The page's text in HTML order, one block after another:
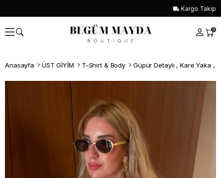
Kargo Takip
0
Anasayfa ÜST GİYİM T-Shirt & Body Güpür Detaylı , Kare Yaka ,
Whatsapp İle Sipariş ver